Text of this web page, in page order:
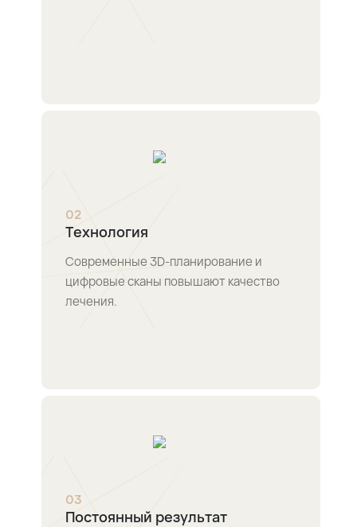
02
Технология
Современные 3D‑планирование и
цифровые сканы повышают качество
лечения.
03
Постоянный результат